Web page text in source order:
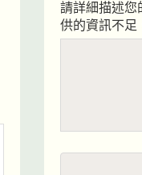
請詳細描述您
供的資訊不足